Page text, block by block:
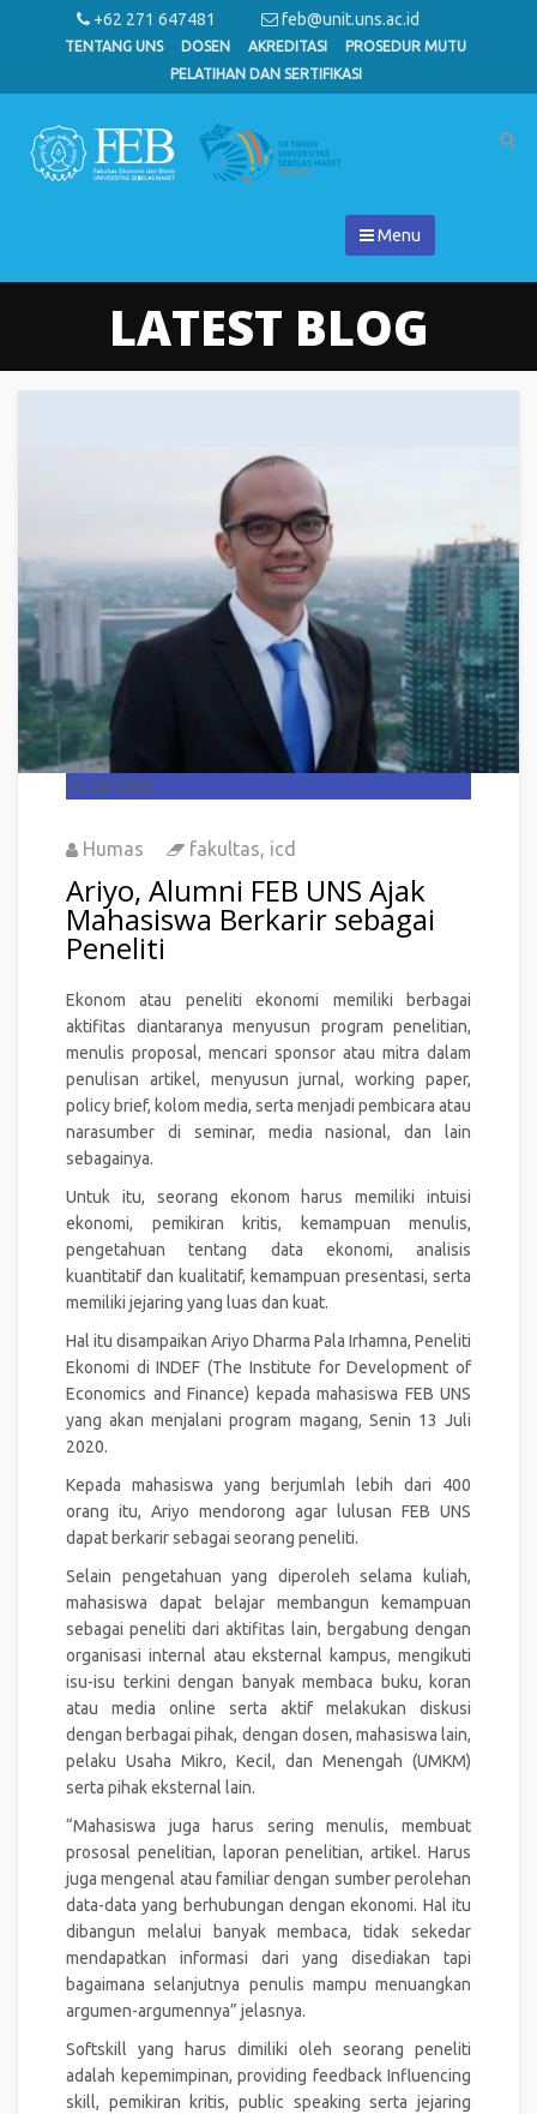
+62 271 647481 feb@unit.uns.ac.id
TENTANG UNS DOSEN AKREDITASI
PROSEDUR MUTU
PELATIHAN DAN SERTIFIKASI
Menu
LATEST BLOG
15 Jul 2026
Humas fakultas, icd
Ariyo, Alumni FEB UNS Ajak
Mahasiswa Berkarir sebagai
Peneliti
Ekonom atau peneliti ekonomi memiliki berbagai
aktifitas diantaranya menyusun program penelitian,
menulis proposal, mencari sponsor atau mitra dalam
penulisan artikel, menyusun jurnal, working paper,
policy brief, kolom media, serta menjadi pembicara atau
narasumber di seminar, media nasional, dan lain
sebagainya.
Untuk itu, seorang ekonom harus memiliki intuisi
ekonomi, pemikiran kritis, kemampuan menulis,
pengetahuan tentang data ekonomi, analisis
kuantitatif dan kualitatif, kemampuan presentasi, serta
memiliki jejaring yang luas dan kuat.
Hal itu disampaikan Ariyo Dharma Pala Irhamna, Peneliti
Ekonomi di INDEF (The Institute for Development of
Economics and Finance) kepada mahasiswa FEB UNS
yang akan menjalani program magang, Senin 13 Juli
2020.
Kepada mahasiswa yang berjumlah lebih dari 400
orang itu, Ariyo mendorong agar lulusan FEB UNS
dapat berkarir sebagai seorang peneliti.
Selain pengetahuan yang diperoleh selama kuliah,
mahasiswa dapat belajar membangun kemampuan
sebagai peneliti dari aktifitas lain, bergabung dengan
organisasi internal atau eksternal kampus, mengikuti
isu-isu terkini dengan banyak membaca buku, koran
atau media online serta aktif melakukan diskusi
dengan berbagai pihak, dengan dosen, mahasiswa lain,
pelaku Usaha Mikro, Kecil, dan Menengah (UMKM)
serta pihak eksternal lain.
“Mahasiswa juga harus sering menulis, membuat
prososal penelitian, laporan penelitian, artikel. Harus
juga mengenal atau familiar dengan sumber perolehan
data-data yang berhubungan dengan ekonomi. Hal itu
dibangun melalui banyak membaca, tidak sekedar
mendapatkan informasi dari yang disediakan tapi
bagaimana selanjutnya penulis mampu menuangkan
argumen-argumennya” jelasnya.
Softskill yang harus dimiliki oleh seorang peneliti
adalah kepemimpinan, providing feedback Influencing
skill, pemikiran kritis, public speaking serta jejaring